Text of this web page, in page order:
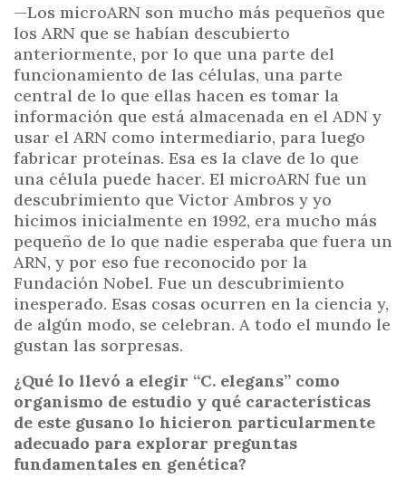
—Los microARN son mucho más pequeños que
los ARN que se habían descubierto
anteriormente, por lo que una parte del
funcionamiento de las células, una parte
central de lo que ellas hacen es tomar la
información que está almacenada en el ADN y
usar el ARN como intermediario, para luego
fabricar proteínas. Esa es la clave de lo que
una célula puede hacer. El microARN fue un
descubrimiento que Victor Ambros y yo
hicimos inicialmente en 1992, era mucho más
pequeño de lo que nadie esperaba que fuera un
ARN, y por eso fue reconocido por la
Fundación Nobel. Fue un descubrimiento
inesperado. Esas cosas ocurren en la ciencia y,
de algún modo, se celebran. A todo el mundo le
gustan las sorpresas.
¿Qué lo llevó a elegir “C. elegans” como
organismo de estudio y qué características
de este gusano lo hicieron particularmente
adecuado para explorar preguntas
fundamentales en genética?